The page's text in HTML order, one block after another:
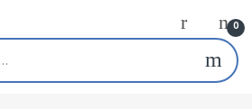
0